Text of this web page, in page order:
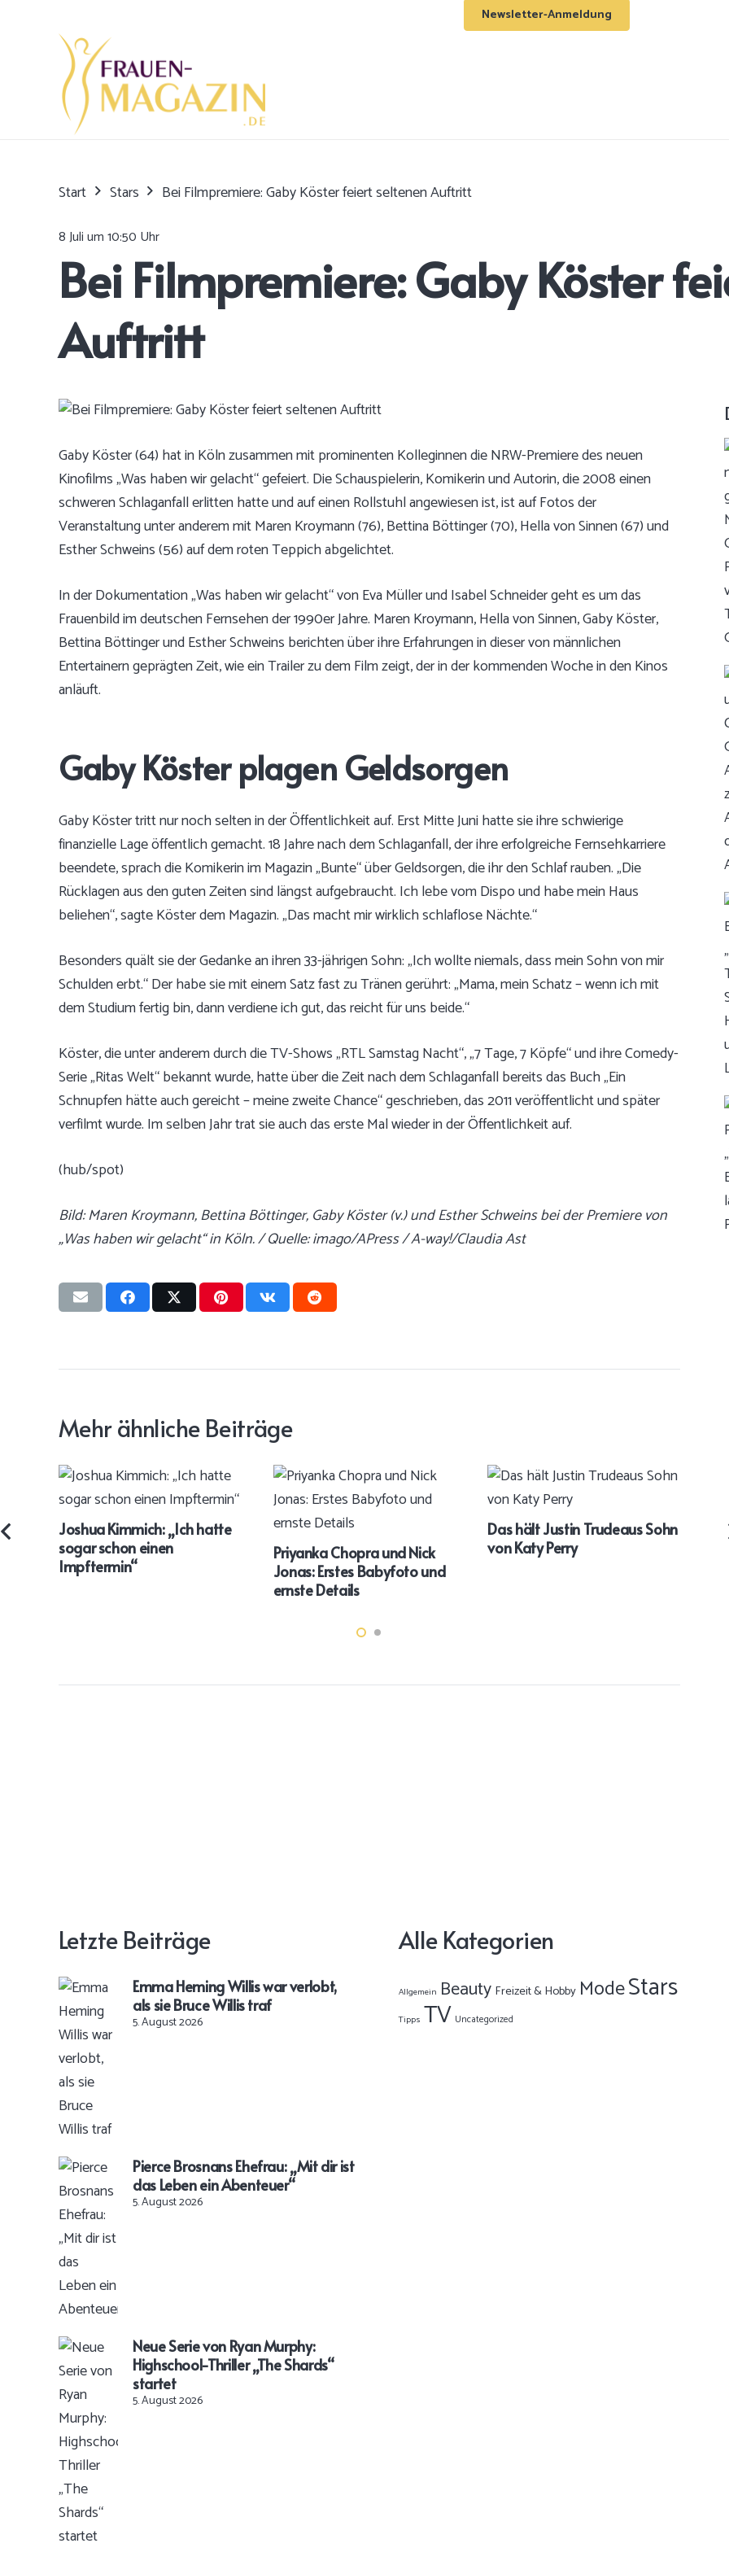
Newsletter-Anmeldung
Start Stars Bei Filmpremiere: Gaby Köster feiert seltenen Auftritt
8 Juli um 10:50 Uhr
Bei Filmpremiere: Gaby Köster
Auftritt
Gaby Köster (64) hat in Köln zusammen mit prominenten Kolleginnen die NRW-Premiere des neuen
Kinofilms „Was haben wir gelacht“ gefeiert. Die Schauspielerin, Komikerin und Autorin, die 2008 einen
schweren Schlaganfall erlitten hatte und auf einen Rollstuhl angewiesen ist, ist auf Fotos der
Veranstaltung unter anderem mit Maren Kroymann (76), Bettina Böttinger (70), Hella von Sinnen (67) und
Esther Schweins (56) auf dem roten Teppich abgelichtet.
In der Dokumentation „Was haben wir gelacht“ von Eva Müller und Isabel Schneider geht es um das
Frauenbild im deutschen Fernsehen der 1990er Jahre. Maren Kroymann, Hella von Sinnen, Gaby Köster,
Bettina Böttinger und Esther Schweins berichten über ihre Erfahrungen in dieser von männlichen
Entertainern geprägten Zeit, wie ein Trailer zu dem Film zeigt, der in der kommenden Woche in den Kinos
anläuft.
Gaby Köster plagen Geldsorgen
Gaby Köster tritt nur noch selten in der Öffentlichkeit auf. Erst Mitte Juni hatte sie ihre schwierige
finanzielle Lage öffentlich gemacht. 18 Jahre nach dem Schlaganfall, der ihre erfolgreiche Fernsehkarriere
beendete, sprach die Komikerin im Magazin „Bunte“ über Geldsorgen, die ihr den Schlaf rauben. „Die
Rücklagen aus den guten Zeiten sind längst aufgebraucht. Ich lebe vom Dispo und habe mein Haus
beliehen“, sagte Köster dem Magazin. „Das macht mir wirklich schlaflose Nächte.“
Besonders quält sie der Gedanke an ihren 33-jährigen Sohn: „Ich wollte niemals, dass mein Sohn von mir
Schulden erbt.“ Der habe sie mit einem Satz fast zu Tränen gerührt: „Mama, mein Schatz – wenn ich mit
dem Studium fertig bin, dann verdiene ich gut, das reicht für uns beide.“
Köster, die unter anderem durch die TV-Shows „RTL Samstag Nacht“, „7 Tage, 7 Köpfe“ und ihre Comedy-
Serie „Ritas Welt“ bekannt wurde, hatte über die Zeit nach dem Schlaganfall bereits das Buch „Ein
Schnupfen hätte auch gereicht – meine zweite Chance“ geschrieben, das 2011 veröffentlicht und später
verfilmt wurde. Im selben Jahr trat sie auch das erste Mal wieder in der Öffentlichkeit auf.
(hub/spot)
Bild: Maren Kroymann, Bettina Böttinger, Gaby Köster (v.) und Esther Schweins bei der Premiere von
„Was haben wir gelacht“ in Köln. / Quelle: imago/APress / A-way!/Claudia Ast
Mehr ähnliche Beiträge
Joshua Kimmich: „Ich hatte
sogar schon einen
Impftermin“
Priyanka Chopra und Nick
Jonas: Erstes Babyfoto und
ernste Details
Das hält Justin Trudeaus Sohn
von Katy Perry
Letzte Beiträge
Emma Heming Willis war verlobt,
als sie Bruce Willis traf
5. August 2026
Pierce Brosnans Ehefrau: „Mit dir ist
das Leben ein Abenteuer“
5. August 2026
Neue Serie von Ryan Murphy:
Highschool-Thriller „The Shards“
startet
5. August 2026
Alle Kategorien
Allgemein Beauty Freizeit & Hobby ModeStars
Tipps TV Uncategorized